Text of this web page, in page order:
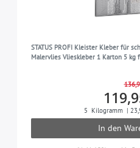
STATUS PROFI Kleister Kleber für
Malervlies Vlieskleber 1 Karton 5 kg
5 Kilogramm |
In den